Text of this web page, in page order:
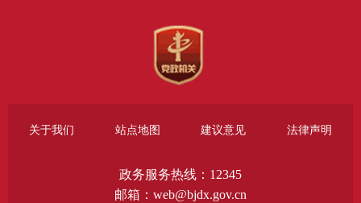
关于我们 站点地图 建议意见 法律声明
政务服务热线：12345
邮箱：web@bjdx.gov.cn